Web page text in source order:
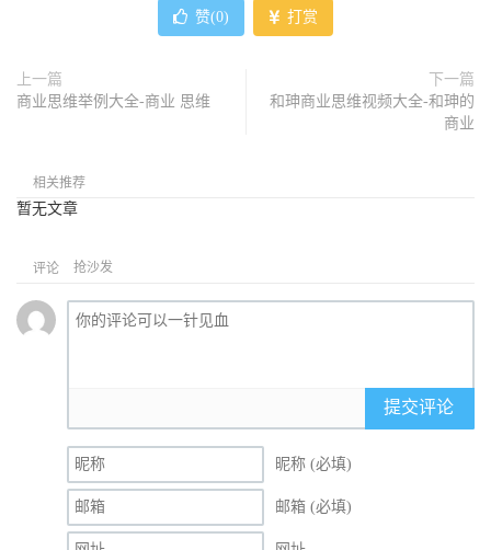
赞(0) 打赏
上一篇
商业思维举例大全-商业 思维
下一篇
和珅商业思维视频大全-和珅的
商业
相关推荐
暂无文章
评论 抢沙发
提交评论
昵称 (必填)
邮箱 (必填)